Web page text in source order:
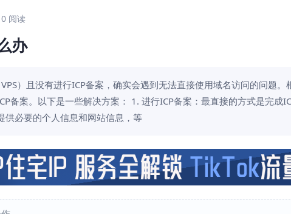
阅读
办
）且没有进行ICP备案，确实会遇到无法直接使用域名访问的问题。
备案。以下是一些解决方案： 1. 进行ICP备案：最直接的方式是完成
供必要的个人信息和网站信息，等